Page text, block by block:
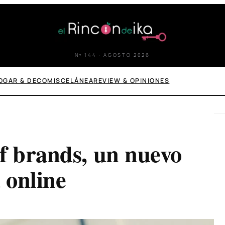
Nº 144 · AGOSTO 2026
& DECOMISCELÁNEAREVIEW & OPINIONES
brands, un nuevo